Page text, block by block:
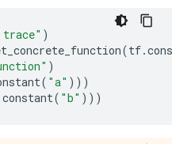
trace" )
(tf.
)
( "a" )))
constant( "b" )))